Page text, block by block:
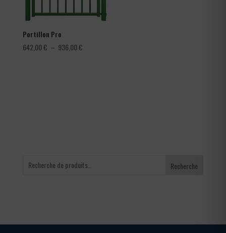
Portillon Pro
642,00€ – 936,00€Plage
Recherche